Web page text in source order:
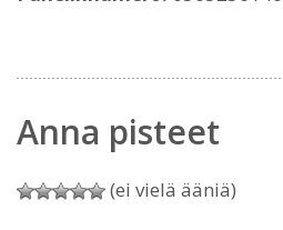
Anna pisteet
(ei vielä ääniä)